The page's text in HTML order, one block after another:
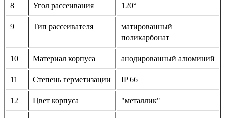
8 Угол рассеивания 120°
9 Тип рассеивателя
матированный
поликарбонат
10 Материал корпуса анодированный алюминий
11 Степень герметизации IP 66
12 Цвет корпуса "металлик"